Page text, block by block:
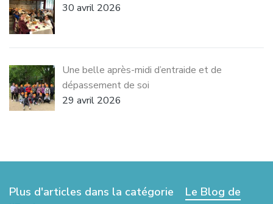
30 avril 2026
Une belle après-midi d’entraide et de
dépassement de soi
29 avril 2026
Plus d'articles dans la catégorie
Le Blog de